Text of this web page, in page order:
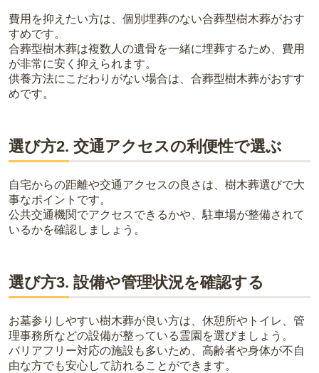
費用を抑えたい方は、個別埋葬のない合葬型樹木葬がおす
すめです。
合葬型樹木葬は複数人の遺骨を一緒に埋葬するため、費用
が非常に安く抑えられます。
供養方法にこだわりがない場合は、合葬型樹木葬がおすす
めです。
選び方2. 交通アクセスの利便性で選ぶ
自宅からの距離や交通アクセスの良さは、樹木葬選びで大
事なポイントです。
公共交通機関でアクセスできるかや、駐車場が整備されて
いるかを確認しましょう。
選び方3. 設備や管理状況を確認する
お墓参りしやすい樹木葬が良い方は、休憩所やトイレ、管
理事務所などの設備が整っている霊園を選びましょう。
バリアフリー対応の施設も多いため、高齢者や身体が不自
由な方でも安心して訪れることができます。